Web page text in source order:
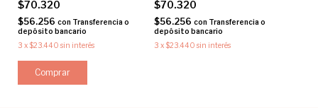
$70.320
$56.256 con Transferencia o
depósito bancario
3 x$23.440 sin interés
$70.320
$56.256con Transferencia o
depósito bancario
3 x$23.440 sin interés